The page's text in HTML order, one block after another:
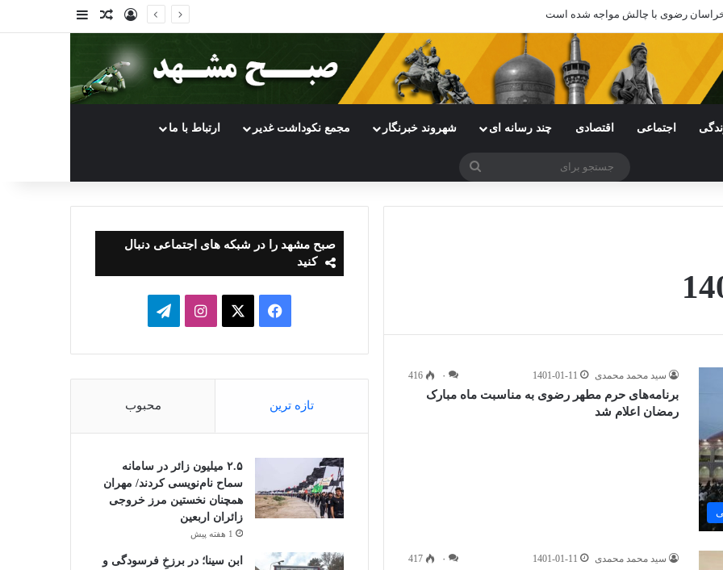
خراسان رضوی با چالش مواجه شده است ورودنوشته تصادفی
سایدبار
اجتماعی اقتصادی چند رسانه ای شهروند خبرنگار مجمع نکوداشت غدیر ارتباط با ما
جستجو
سید محمد محمدی 1401-01-11 ۰ 416
برنامه‌های حرم مطهر رضوی به مناسبت ماه مبارک
رمضان اعلام شد
سید محمد محمدی 1401-01-11 ۰ 417
صبح مشهد را در شبکه های اجتماعی دنبال
کنید
فیسبوک ایکساینستاگرامتلگرام
تازه ترین محبوب
۲.۵ میلیون زائر در سامانه
سماح نام‌نویسی کردند/ مهران
همچنان نخستین مرز خروجی
زائران اربعین
1 هفته پیش
ابن سینا؛ در برزخِ فرسودگی و